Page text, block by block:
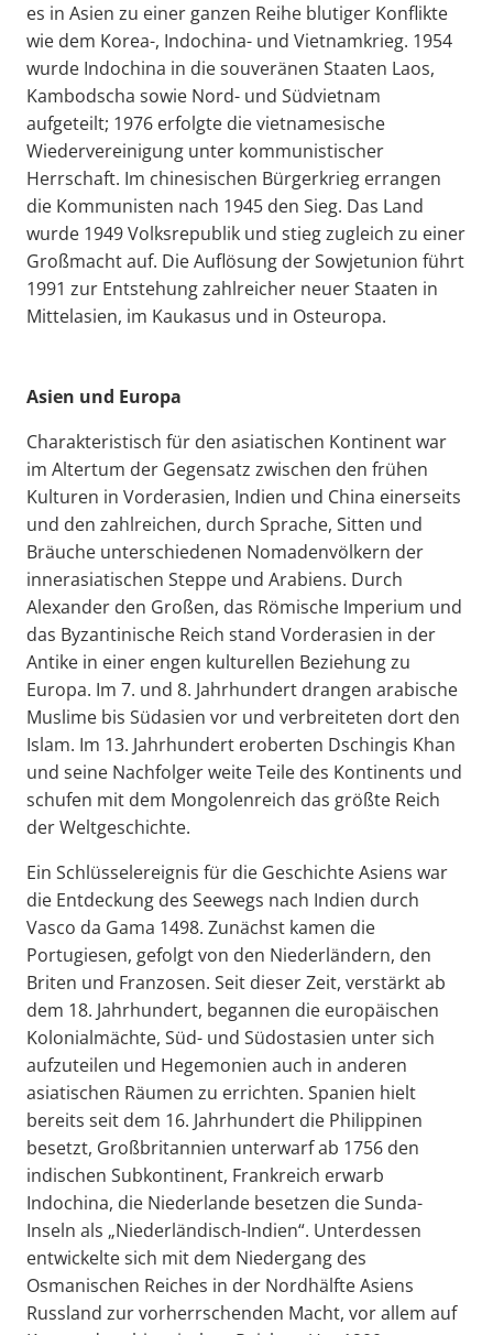
es in Asien zu einer ganzen Reihe blutiger Konflikte
wie dem Korea-, Indochina- und Vietnamkrieg. 1954
wurde Indochina in die souveränen Staaten Laos,
Kambodscha sowie Nord- und Südvietnam
aufgeteilt; 1976 erfolgte die vietnamesische
Wiedervereinigung unter kommunistischer
Herrschaft. Im chinesischen Bürgerkrieg errangen
die Kommunisten nach 1945 den Sieg. Das Land
wurde 1949 Volksrepublik und stieg zugleich zu einer
Großmacht auf. Die Auflösung der Sowjetunion führt
1991 zur Entstehung zahlreicher neuer Staaten in
Mittelasien, im Kaukasus und in Osteuropa.
Asien und Europa
Charakteristisch für den asiatischen Kontinent war
im Altertum der Gegensatz zwischen den frühen
Kulturen in Vorderasien, Indien und China einerseits
und den zahlreichen, durch Sprache, Sitten und
Bräuche unterschiedenen Nomadenvölkern der
innerasiatischen Steppe und Arabiens. Durch
Alexander den Großen, das Römische Imperium und
das Byzantinische Reich stand Vorderasien in der
Antike in einer engen kulturellen Beziehung zu
Europa. Im 7. und 8. Jahrhundert drangen arabische
Muslime bis Südasien vor und verbreiteten dort den
Islam. Im 13. Jahrhundert eroberten Dschingis Khan
und seine Nachfolger weite Teile des Kontinents und
schufen mit dem Mongolenreich das größte Reich
der Weltgeschichte.
Ein Schlüsselereignis für die Geschichte Asiens war
die Entdeckung des Seewegs nach Indien durch
Vasco da Gama 1498. Zunächst kamen die
Portugiesen, gefolgt von den Niederländern, den
Briten und Franzosen. Seit dieser Zeit, verstärkt ab
dem 18. Jahrhundert, begannen die europäischen
Kolonialmächte, Süd- und Südostasien unter sich
aufzuteilen und Hegemonien auch in anderen
asiatischen Räumen zu errichten. Spanien hielt
bereits seit dem 16. Jahrhundert die Philippinen
besetzt, Großbritannien unterwarf ab 1756 den
indischen Subkontinent, Frankreich erwarb
Indochina, die Niederlande besetzen die Sunda-
Inseln als „Niederländisch-Indien“. Unterdessen
entwickelte sich mit dem Niedergang des
Osmanischen Reiches in der Nordhälfte Asiens
Russland zur vorherrschenden Macht, vor allem auf